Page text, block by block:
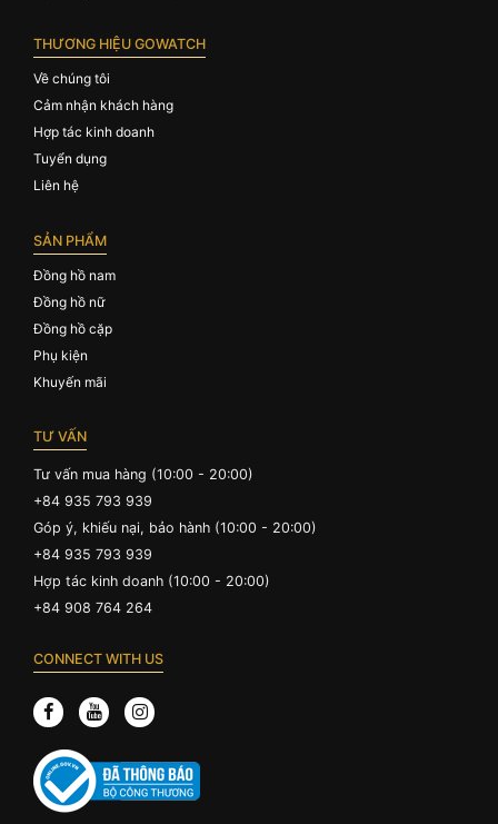
THƯƠNG HIỆU GOWATCH
Về chúng tôi
Cảm nhận khách hàng
Hợp tác kinh doanh
Tuyển dụng
Liên hệ
SẢN PHẨM
Đồng hồ nam
Đồng hồ nữ
Đồng hồ cặp
Phụ kiện
Khuyến mãi
TƯ VẤN
Tư vấn mua hàng (10:00 - 20:00)
+84 935 793 939
Góp ý, khiếu nại, bảo hành (10:00 - 20:00)
+84 935 793 939
Hợp tác kinh doanh (10:00 - 20:00)
+84 908 764 264
CONNECT WITH US